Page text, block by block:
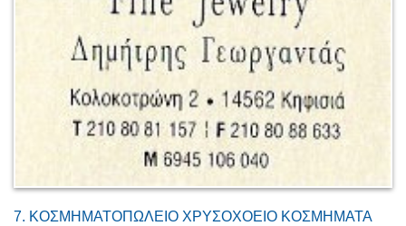
7. ΚΟΣΜΗΜΑΤΟΠΩΛΕΙΟ ΧΡΥΣΟΧΟΕΙΟ ΚΟΣΜΗΜΑΤΑ